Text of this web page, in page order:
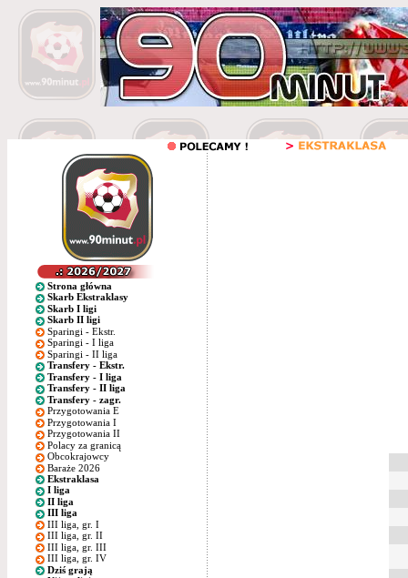
Strona główna
Skarb Ekstraklasy
Skarb I ligi
Skarb II ligi
Sparingi - Ekstr.
Sparingi - I liga
Sparingi - II liga
Transfery - Ekstr.
Transfery - I liga
Transfery - II liga
Transfery - zagr.
Przygotowania E
Przygotowania I
Przygotowania II
Polacy za granicą
Obcokrajowcy
Baraże 2026
Ekstraklasa
I liga
II liga
III liga
III liga, gr. I
III liga, gr. II
III liga, gr. III
III liga, gr. IV
Dziś grają